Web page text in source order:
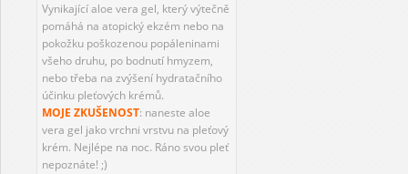
Vynikající aloe vera gel, který výtečně
pomáhá na atopický ekzém nebo na
pokožku poškozenou popáleninami
všeho druhu, po bodnutí hmyzem,
nebo třeba na zvýšení hydratačního
účinku pleťových krémů.
MOJE ZKUŠENOST: naneste aloe
vera gel jako vrchni vrstvu na pleťový
krém. Nejlépe na noc. Ráno svou pleť
nepoznáte! ;)